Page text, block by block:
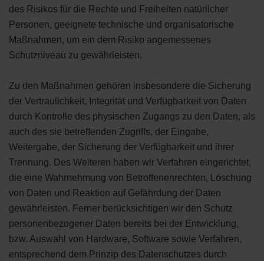
des Risikos für die Rechte und Freiheiten natürlicher
Personen, geeignete technische und organisatorische
Maßnahmen, um ein dem Risiko angemessenes
Schutzniveau zu gewährleisten.
Zu den Maßnahmen gehören insbesondere die Sicherung
der Vertraulichkeit, Integrität und Verfügbarkeit von Daten
durch Kontrolle des physischen Zugangs zu den Daten, als
auch des sie betreffenden Zugriffs, der Eingabe,
Weitergabe, der Sicherung der Verfügbarkeit und ihrer
Trennung. Des Weiteren haben wir Verfahren eingerichtet,
die eine Wahrnehmung von Betroffenenrechten, Löschung
von Daten und Reaktion auf Gefährdung der Daten
gewährleisten. Ferner berücksichtigen wir den Schutz
personenbezogener Daten bereits bei der Entwicklung,
bzw. Auswahl von Hardware, Software sowie Verfahren,
entsprechend dem Prinzip des Datenschutzes durch